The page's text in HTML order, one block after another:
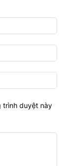
trình duyệt này